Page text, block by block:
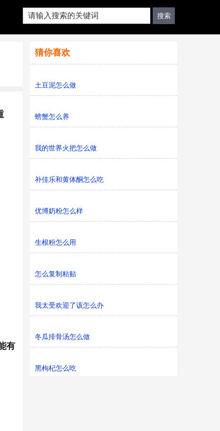
有
猜你喜欢
土豆泥怎么做
螃蟹怎么养
我的世界火把怎么做
补佳乐和黄体酮怎么吃
优博奶粉怎么样
生根粉怎么用
怎么复制粘贴
我太受欢迎了该怎么办
冬瓜排骨汤怎么做
黑枸杞怎么吃